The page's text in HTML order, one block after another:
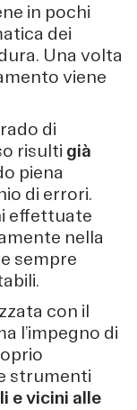
in pochi
dei
Una volta
viene
di
risulti già
piena
di errori.
effettuate
nella
sempre
con il
l’impegno di
strumenti
e vicini alle